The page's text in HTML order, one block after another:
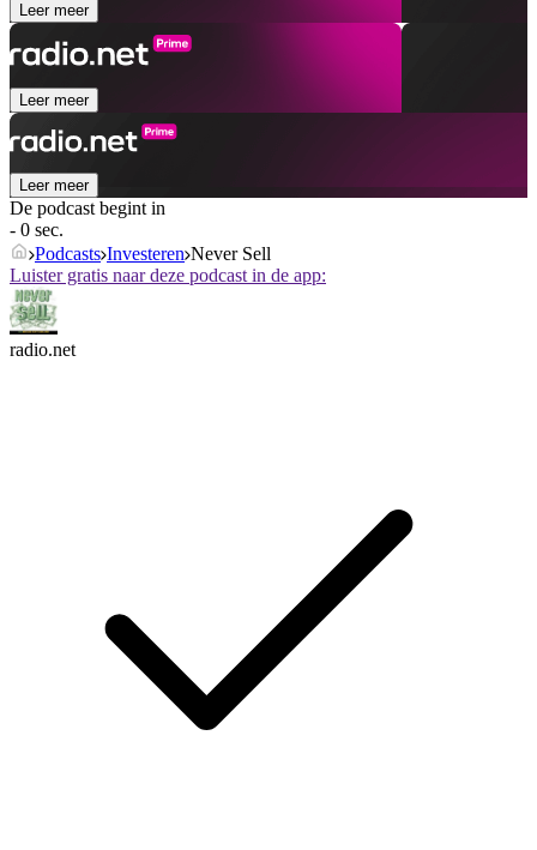
Leer meer
Leer meer
Leer meer
De podcast begint in
- 0 sec.
Podcasts Investeren Never Sell
Luister gratis naar deze podcast in de app:
radio.net